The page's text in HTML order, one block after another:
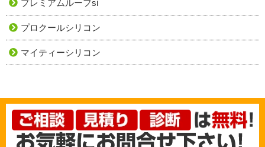
プレミアムルーフsi
プロクールシリコン
マイティーシリコン